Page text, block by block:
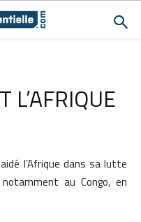
L’AFRIQUE
l’Afrique dans sa lutte
au Congo, en